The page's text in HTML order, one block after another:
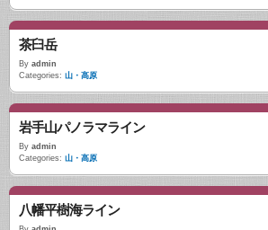
茶臼岳
By admin
Categories: 山・高原
岩手山パノラマライン
By admin
Categories: 山・高原
八幡平樹海ライン